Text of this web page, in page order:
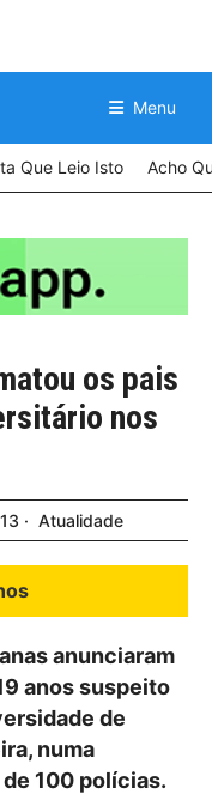
Menu
Que Leio Isto Acho
os pais
nos
Atualidade
anunciaram
anos suspeito
de
numa
100 polícias.